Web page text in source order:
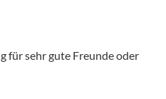
für sehr gute Freunde oder